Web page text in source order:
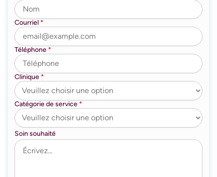
Courriel *
Téléphone *
Clinique *
Catégorie de service *
Soin souhaité